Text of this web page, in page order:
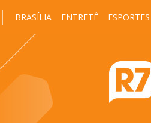
BRASÍLIA ENTRETÊ ESPORTES